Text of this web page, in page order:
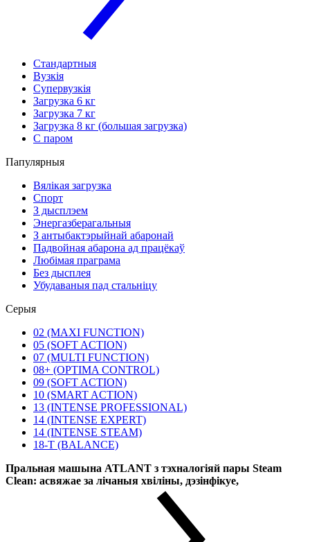
Стандартныя
Вузкія
Супервузкія
Загрузка 6 кг
Загрузка 7 кг
Загрузка 8 кг (большая загрузка)
С паром
Папулярныя
Вялікая загрузка
Спорт
З дысплэем
Энергазберагальныя
З антыбактэрыйнай абаронай
Падвойная абарона ад працёкаў
Любімая праграма
Без дысплея
Убудаваныя пад стальніцу
Серыя
02 (MAXI FUNCTION)
05 (SOFT ACTION)
07 (MULTI FUNCTION)
08+ (OPTIMA CONTROL)
09 (SOFT ACTION)
10 (SMART ACTION)
13 (INTENSE PROFESSIONAL)
14 (INTENSE EXPERT)
14 (INTENSE STEAM)
18-T (BALANCE)
Пральная машына ATLANT з тэхналогіяй пары Steam
Clean: асвяжае за лічаныя хвіліны, дэзінфікуе,